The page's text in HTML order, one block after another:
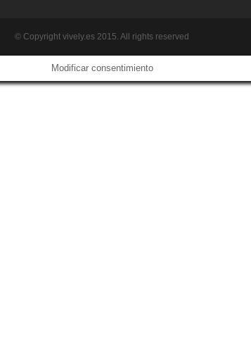
© Copyright vively.es 2015. All rights reserved
Modificar consentimiento